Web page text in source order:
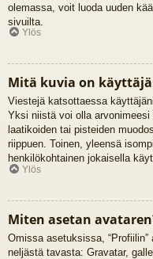
olemassa, voit luoda uuden
sivuilta.
Ylös
Mitä kuvia on
Viestejä katsottaessa
Yksi niistä voi olla
laatikoiden tai pisteiden
riippuen. Toinen, yleensä
henkilökohtainen jokaisella
Ylös
Miten asetan
Omissa asetuksissa,
neljästä tavasta: Gravatar,